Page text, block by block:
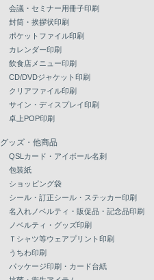
会議・セミナー用冊子印刷
封筒・挨拶状印刷
ポケットファイル印刷
カレンダー印刷
飲食店メニュー印刷
CD/DVDジャケット印刷
クリアファイル印刷
サイン・ディスプレイ印刷
卓上POP印刷
グッズ・他商品
QSLカード・アイボール名刺
包装紙
ショッピング袋
シール・訂正シール・ステッカー印刷
名入れノベルティ・販促品・記念品印刷
ノベルティ・グッズ印刷
Ｔシャツ等ウェアプリント印刷
うちわ印刷
パッケージ印刷・カード台紙